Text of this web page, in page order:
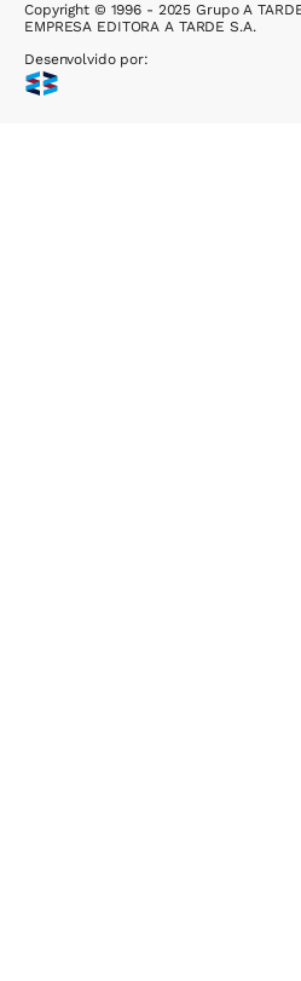
Copyright © 1996 - 2025 Grupo A
EMPRESA EDITORA A TARDE S.A.
Desenvolvido por: